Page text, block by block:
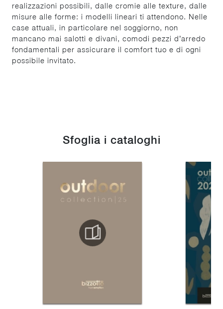
realizzazioni possibili, dalle cromie alle texture, dalle
misure alle forme: i modelli lineari ti attendono. Nelle
case attuali, in particolare nel soggiorno, non
mancano mai salotti e divani, comodi pezzi d’arredo
fondamentali per assicurare il comfort tuo e di ogni
possibile invitato.
Sfoglia i cataloghi